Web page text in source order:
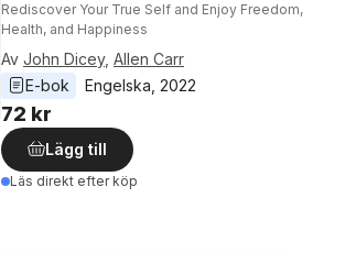
Rediscover Your True Self and Enjoy Freedom,
Health, and Happiness
Av John Dicey, Allen Carr
E-bok
Engelska 2022
72 kr
Lägg till
Läs direkt efter köp